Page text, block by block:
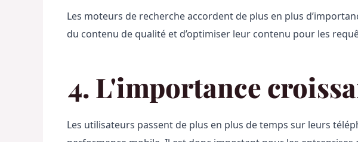
Les moteurs de recherche accordent de plus en plus
du contenu de qualité et d’optimiser leur contenu pour les
4. L'importance
Les utilisateurs passent de plus en plus de temps sur leurs